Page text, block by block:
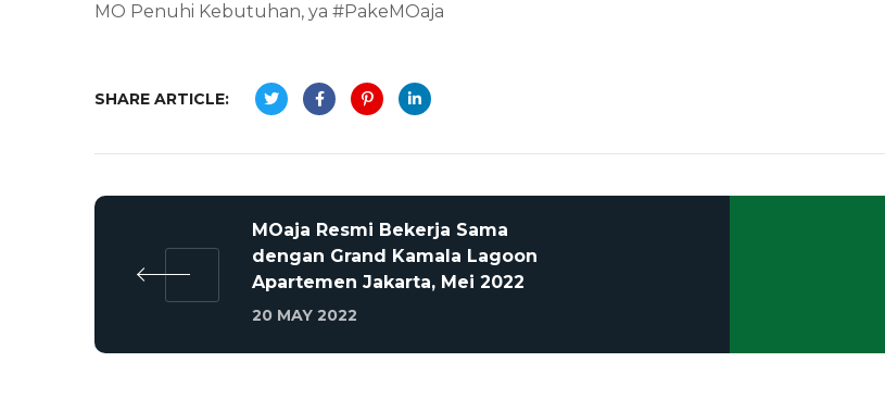
MO Penuhi Kebutuhan, ya #PakeMOaja
SHARE ARTICLE:
MOaja Resmi Bekerja Sama
dengan Grand Kamala Lagoon
Apartemen Jakarta, Mei 2022
20 MAY 2022